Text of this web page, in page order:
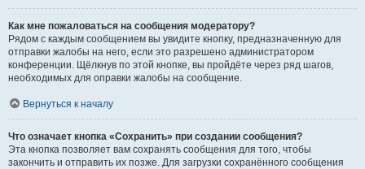
Как мне пожаловаться на сообщения модератору?
Рядом с каждым сообщением вы увидите кнопку, предназначенную для
отправки жалобы на него, если это разрешено администратором
конференции. Щёлкнув по этой кнопке, вы пройдёте через ряд шагов,
необходимых для оправки жалобы на сообщение.
Вернуться к началу
Что означает кнопка «Сохранить» при создании сообщения?
Эта кнопка позволяет вам сохранять сообщения для того, чтобы
закончить и отправить их позже. Для загрузки сохранённого сообщения